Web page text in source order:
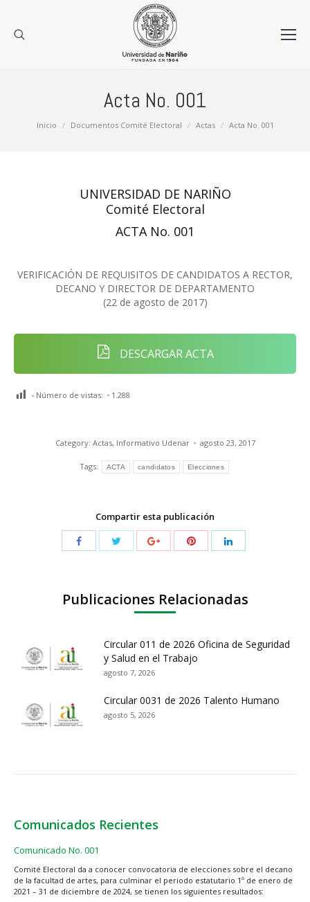
Acta No. 001
Estás aquí:
Inicio Documentos Comité Electoral Actas Acta No. 001
UNIVERSIDAD DE NARIÑO
Comité Electoral
ACTA No. 001
VERIFICACIÓN DE REQUISITOS DE CANDIDATOS A RECTOR,
DECANO Y DIRECTOR DE DEPARTAMENTO
(22 de agosto de 2017)
DESCARGAR ACTA
Número de vistas: 1.288
Category: Actas, Informativo Udenar agosto 23, 2017
Tags: ACTA candidatos Elecciones
Compartir esta publicación
Publicaciones Relacionadas
Circular 011 de 2026 Oficina de Seguridad
y Salud en el Trabajo
agosto 7, 2026
Circular 0031 de 2026 Talento Humano
agosto 5, 2026
Comunicados Recientes
Comunicado No. 001
Comité Electoral da a conocer convocatoria de elecciones sobre el decano
de la facultad de artes, para culminar el periodo estatutario 1º de enero de
2021 – 31 de diciembre de 2024, se tienen los siguientes resultados: